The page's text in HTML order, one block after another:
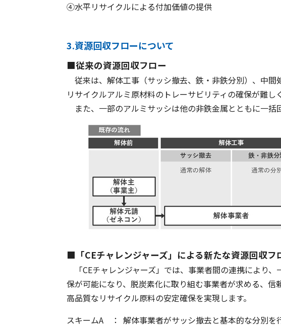
④水平リサイクルによる付加価値の提供
3.資源回収フローについて
■従来の資源回収フロー
従来は、解体工事（サッシ撤去、鉄・非鉄分別）、中間
リサイクルアルミ原材料のトレーサビリティの確保が難
また、一部のアルミサッシは他の非鉄金属とともに一括
■「CEチャレンジャーズ」による新たな資源回収フ
「CEチャレンジャーズ」では、事業者間の連携により
保が可能になり、脱炭素化に取り組む事業者が求める、
高品質なリサイクル原料の安定確保を実現します。
スキームA ： 解体事業者がサッシ撤去と基本的な分別